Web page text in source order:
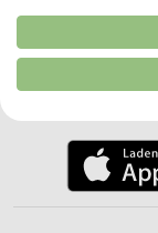
✔Push-
Kombinationen von
Verbesserung der
von Inhalten.
Daten können
USA gesendet werden.
Website/App.
Partnerliste
Wir nutzen Ihre Daten